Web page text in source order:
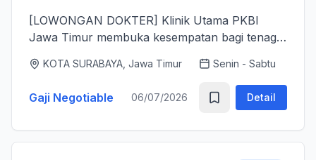
[LOWONGAN DOKTER] Klinik Utama PKBI
Jawa Timur membuka kesempatan bagi tenaga
memberikan layanan kesehatan bagi
masyarakat. Kami mencari dokter yang memiliki
k...
KOTA SURABAYA, Jawa Timur Senin - Sabtu
Gaji Negotiable 06/07/2026 Detail